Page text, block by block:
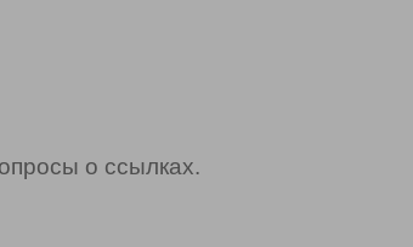
о ссылках.